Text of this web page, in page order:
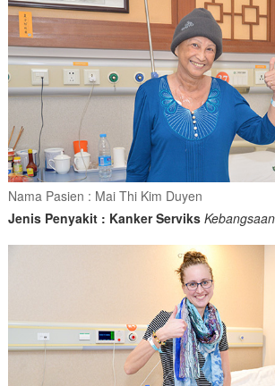
Nama Pasien : Mai Thi Kim Duyen
Jenis Penyakit : Kanker Serviks